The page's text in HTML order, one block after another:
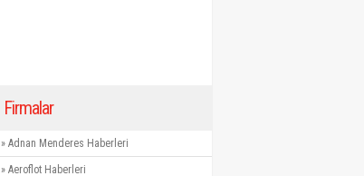
Firmalar
» Adnan Menderes Haberleri
» Aeroflot Haberleri